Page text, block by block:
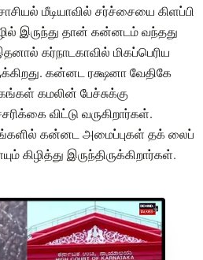
மீடியாவில் சர்ச்சையை கிளப்பி
இருந்து தான் கன்னடம் வந்தது
கர்நாடகாவில் மிகப்பெரிய
கன்னட ரக்ஷனா வேதிகே
கமலின் பேச்சுக்கு
விட்டு வருகிறார்கள்.
கன்னட அமைப்புகள் தக் லைப்
கிழித்து இருந்திருக்கிறார்கள்.